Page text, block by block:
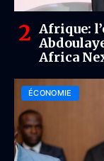
Afrique:
Africa
ÉCONOMIE